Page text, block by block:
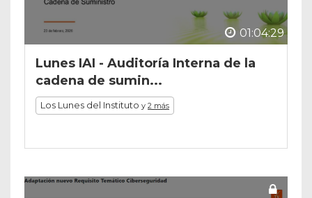
01:04:29
Lunes IAI - Auditoría Interna de la
cadena de sumin...
Los Lunes del Instituto y 2 más